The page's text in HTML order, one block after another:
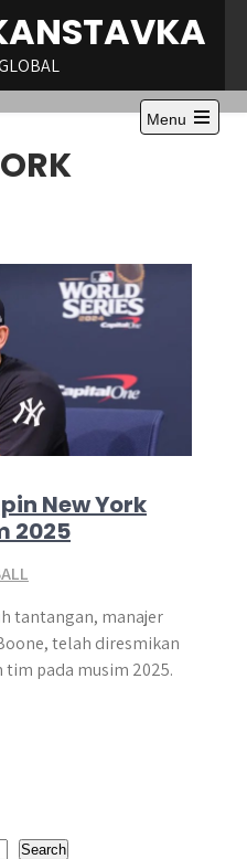
Menu
Open
New York
2025
tantangan, manajer
telah diresmikan
pada musim 2025.
Search